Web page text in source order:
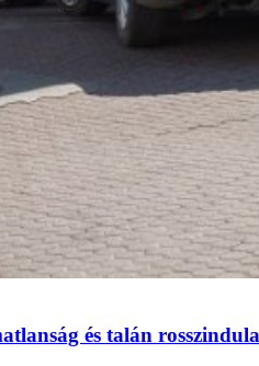
és talán